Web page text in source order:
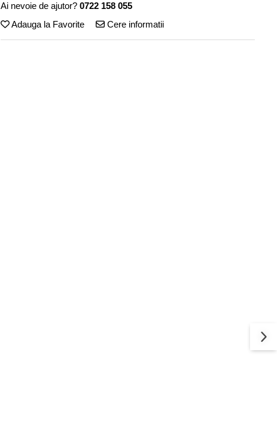
Ai nevoie de ajutor? 0722 158 055
Adauga la Favorite
Cere informatii